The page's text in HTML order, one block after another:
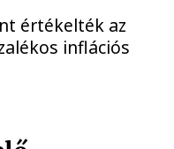
értékelték az
inflációs